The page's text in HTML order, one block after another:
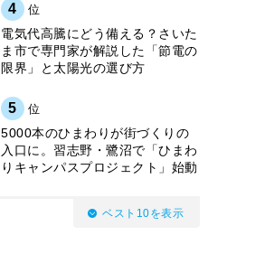
4 位
電気代高騰にどう備える？さいた
ま市で専門家が解説した「節電の
限界」と太陽光の選び方
5 位
5000本のひまわりが街づくりの
入口に。習志野・鷺沼で「ひまわ
りキャンパスプロジェクト」始動
ベスト10を表示